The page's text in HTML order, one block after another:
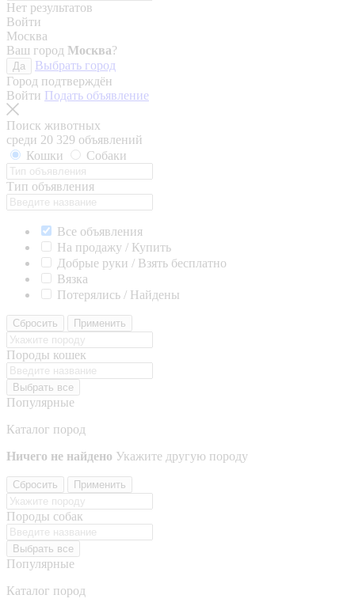
Нет результатов
Войти
Москва
Ваш город Москва?
Да
Выбрать город
Город подтверждён
Войти Подать объявление
Поиск животных
среди 20 329 объявлений
Кошки
Собаки
Тип объявления
Все объявления
На продажу / Купить
Добрые руки / Взять бесплатно
Вязка
Потерялись / Найдены
Сбросить Применить
Породы кошек
Выбрать все
Популярные
Каталог пород
Ничего не найдено Укажите другую породу
Сбросить Применить
Породы собак
Выбрать все
Популярные
Каталог пород